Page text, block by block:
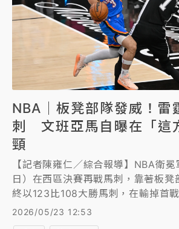
NBA｜板凳部隊發威！雷
刺 文班亞馬自曝在「這
頸
【記者陳雍仁／綜合報導】NBA衛
日）在西區決賽再戰馬刺，靠著板凳
終以123比108大勝馬刺，在輸掉首
2比1領先優勢，季中從76人交易換來
（Jared McCain）化身板凳暴徒，
2026/05/23 12:53